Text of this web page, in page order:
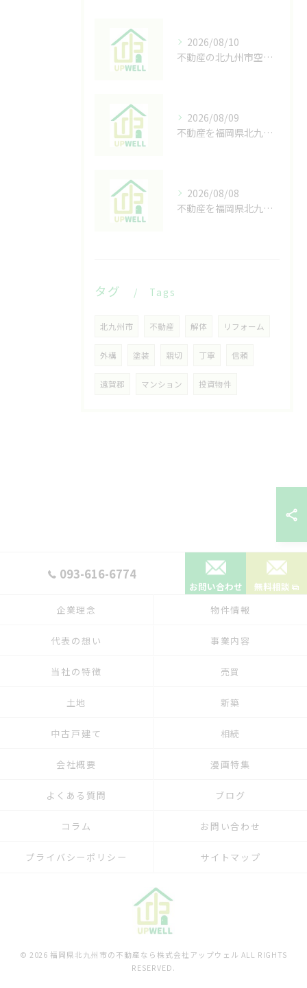
2026/08/10
不動産の北九州市空き家購入からリノベ活用まで低コストで叶える成功ガイド
2026/08/09
不動産を福岡県北九州市で生前対策するための具体的な相続対策と家族円満のポイント
2026/08/08
不動産を福岡県北九州市で共有名義にする手順とトラブル回避策まで徹底解説
タグ Tags
北九州市 不動産 解体 リフォーム
外構 塗装 親切 丁寧 信頼
遠賀郡 マンション 投資物件
093-616-6774
お問い合わせ
無料相談
企業理念
物件情報
代表の想い 事業内容
当社の特徴 売買
土地 新築
中古戸建て 相続
会社概要 漫画特集
よくある質問 ブログ
コラム お問い合わせ
プライバシーポリシー サイトマップ
© 2026 福岡県北九州市の不動産なら株式会社アップウェル ALL RIGHTS
RESERVED.